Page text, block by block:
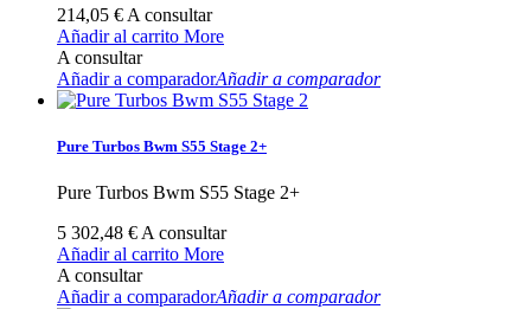
214,05 € A consultar
Añadir al carrito More
A consultar
Añadir a comparadorAñadir a comparador
Pure Turbos Bwm S55 Stage 2+
Pure Turbos Bwm S55 Stage 2+
5 302,48 € A consultar
Añadir al carrito More
A consultar
Añadir a comparadorAñadir a comparador